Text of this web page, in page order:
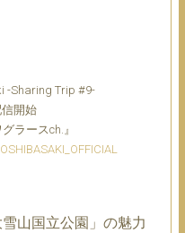
-Sharing Trip #9-
開始
ラースch.』
⼭国⽴公園」の魅⼒